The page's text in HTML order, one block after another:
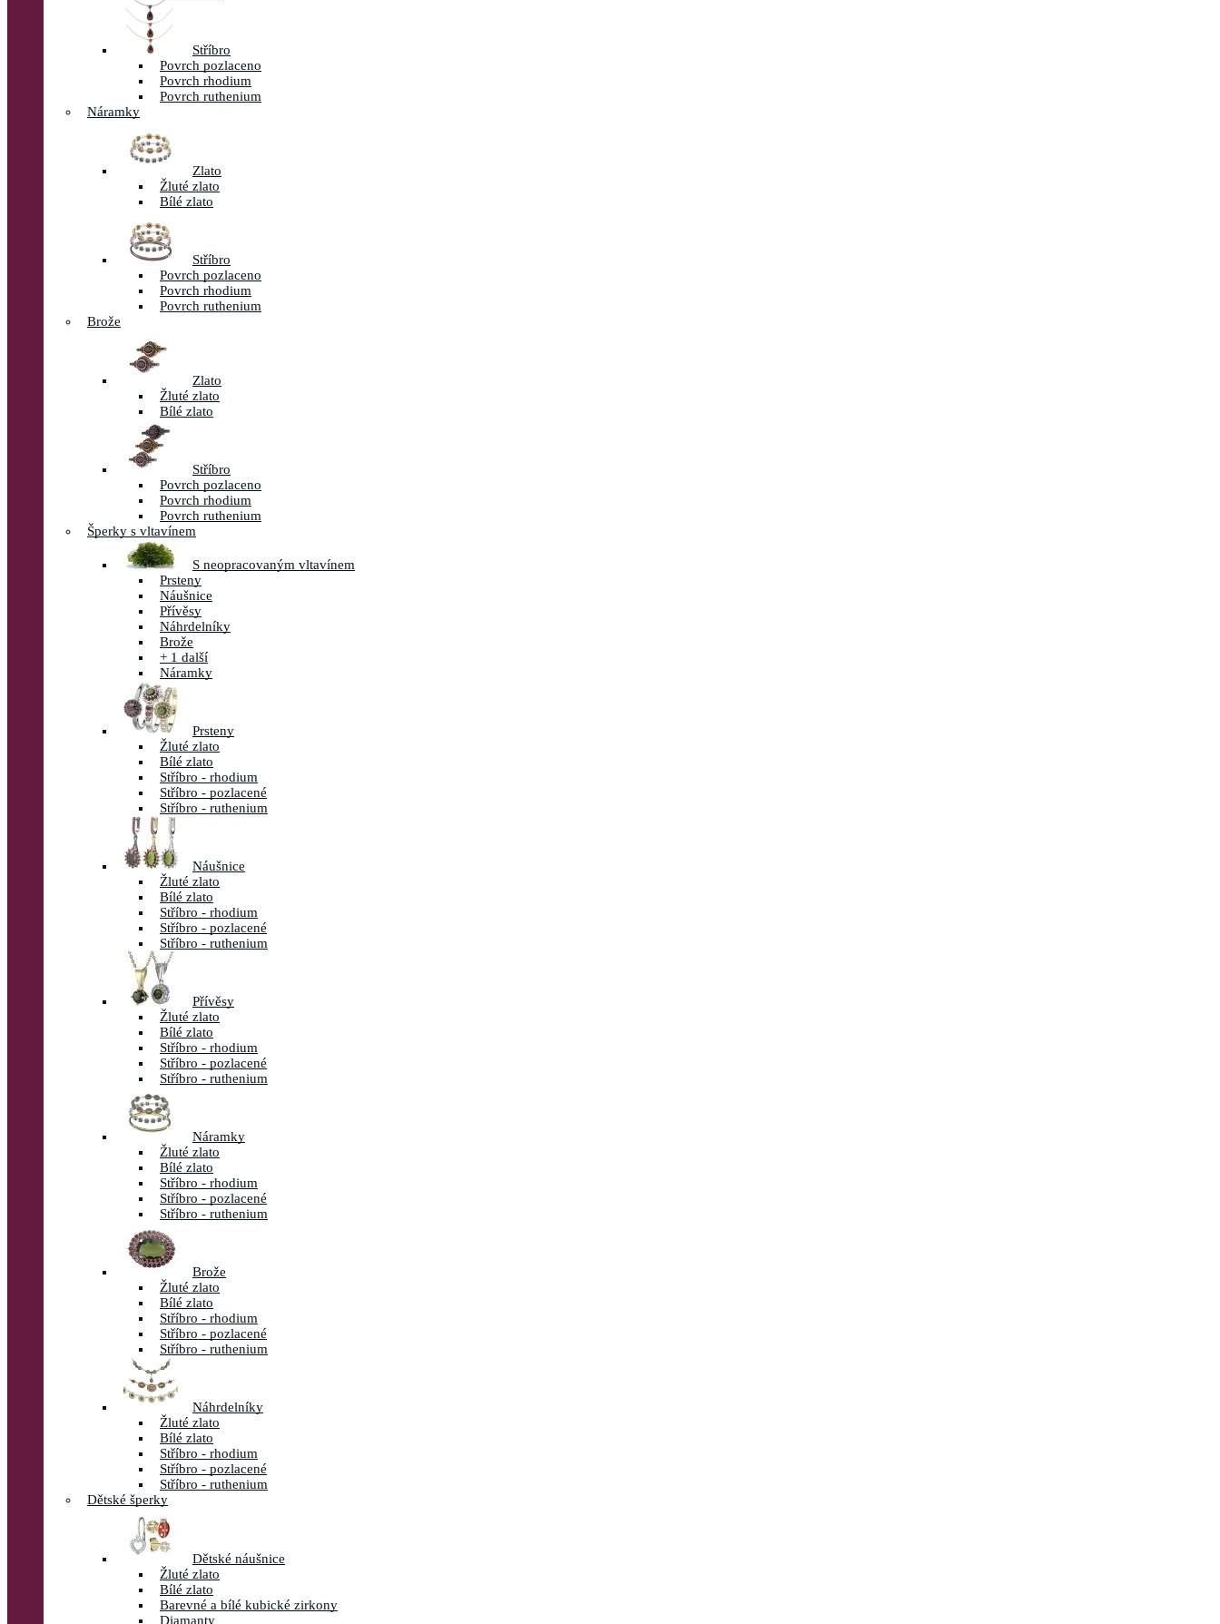
Stříbro
Povrch pozlaceno
Povrch rhodium
Povrch ruthenium
Náramky
Zlato
Žluté zlato
Bílé zlato
Stříbro
Povrch pozlaceno
Povrch rhodium
Povrch ruthenium
Brože
Zlato
Žluté zlato
Bílé zlato
Stříbro
Povrch pozlaceno
Povrch rhodium
Povrch ruthenium
Šperky s vltavínem
S neopracovaným vltavínem
Prsteny
Náušnice
Přívěsy
Náhrdelníky
Brože
+ 1 další
Náramky
Prsteny
Žluté zlato
Bílé zlato
Stříbro - rhodium
Stříbro - pozlacené
Stříbro - ruthenium
Náušnice
Žluté zlato
Bílé zlato
Stříbro - rhodium
Stříbro - pozlacené
Stříbro - ruthenium
Přívěsy
Žluté zlato
Bílé zlato
Stříbro - rhodium
Stříbro - pozlacené
Stříbro - ruthenium
Náramky
Žluté zlato
Bílé zlato
Stříbro - rhodium
Stříbro - pozlacené
Stříbro - ruthenium
Brože
Žluté zlato
Bílé zlato
Stříbro - rhodium
Stříbro - pozlacené
Stříbro - ruthenium
Náhrdelníky
Žluté zlato
Bílé zlato
Stříbro - rhodium
Stříbro - pozlacené
Stříbro - ruthenium
Dětské šperky
Dětské náušnice
Žluté zlato
Bílé zlato
Barevné a bílé kubické zirkony
Diamanty